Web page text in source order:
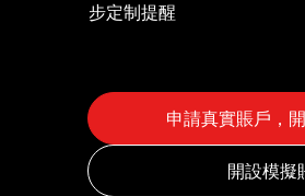
步定制提醒